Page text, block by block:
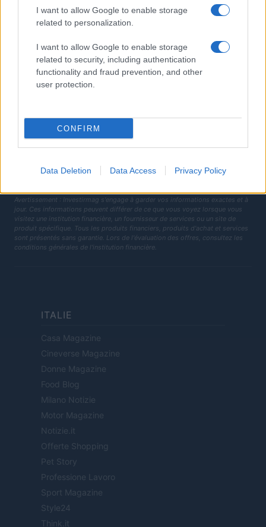
I want to allow Google to enable storage
related to personalization.
I want to allow Google to enable storage
related to security, including authentication
functionality and fraud prevention, and other
user protection.
CONFIRM
Data Deletion Data Access Privacy Policy
Financement
À propos
Contact
Politique de confidentialité
Copyright © 2026 · Publié en France par AdHub Media S.r.l. — Numero REA
2729933
Avertissement : Investirmag s'engage à garder vos informations exactes et à
jour. Ces informations peuvent différer de ce que vous voyez lorsque vous
visitez une institution financière, un fournisseur de services ou un site de
produit spécifique. Tous les produits financiers, produits d'achat et services
sont présentés sans garantie. Lors de l'évaluation des offres, consultez les
conditions générales de l'institution financière.
ITALIE
Casa Magazine
Cineverse Magazine
Donne Magazine
Food Blog
Milano Notizie
Motor Magazine
Notizie.it
Offerte Shopping
Pet Story
Professione Lavoro
Sport Magazine
Style24
Think.it